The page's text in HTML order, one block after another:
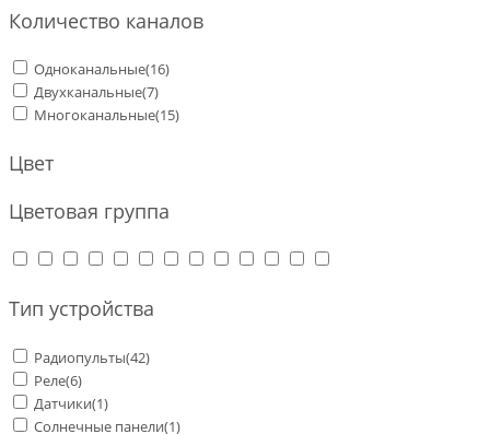
Количество каналов
Одноканальные(16)
Двухканальные(7)
Многоканальные(15)
Цвет
Цветовая группа
Тип устройства
Радиопульты(42)
Реле(6)
Датчики(1)
Солнечные панели(1)